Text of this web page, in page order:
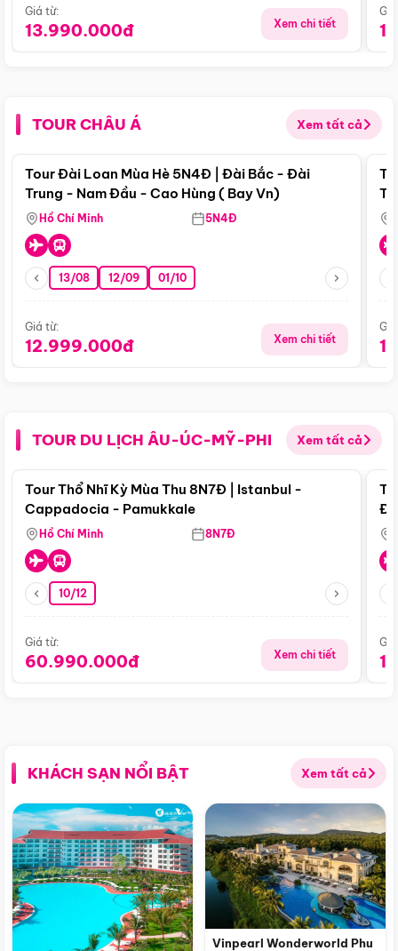
Giá từ:
13.990.000đ Xem chi tiết
TOUR CHÂU Á Xem tất cả
Điểm nổi bật
Tour Đài Loan Mùa Hè 5N4Đ | Đài Bắc - Đài
Trung - Nam Đầu - Cao Hùng ( Bay Vn)
Hồ Chí Minh 5N4Đ
13/08 12/09 01/10
Giá từ:
12.999.000đ Xem chi tiết
TOUR DU LỊCH ÂU-ÚC-MỸ-PHI Xem tất cả
Điểm nổi bật
Tour Thổ Nhĩ Kỳ Mùa Thu 8N7Đ | Istanbul -
Cappadocia - Pamukkale
Hồ Chí Minh 8N7Đ
10/12
Giá từ:
60.990.000đ Xem chi tiết
KHÁCH SẠN NỔI BẬT Xem tất cả
Vinpearl Wonderworld Phu